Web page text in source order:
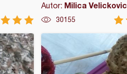
Autor: Milica Velickovic
30155